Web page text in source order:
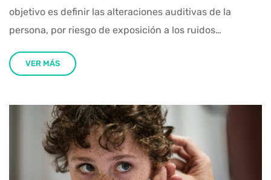
objetivo es definir las alteraciones auditivas de la
persona, por riesgo de exposición a los ruidos…
VER MÁS